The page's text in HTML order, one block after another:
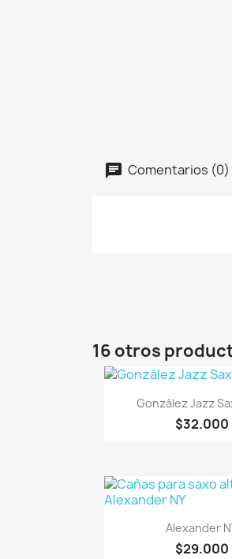
Comentarios (0)
16 otros
Vista
González Jazz
$32.000
Vista
Alexander
$29.000